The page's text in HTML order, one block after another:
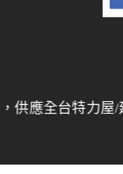
特力屋/建材行/